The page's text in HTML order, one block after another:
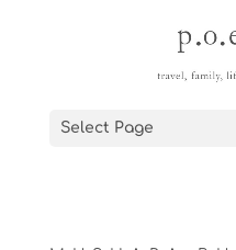
Select Page